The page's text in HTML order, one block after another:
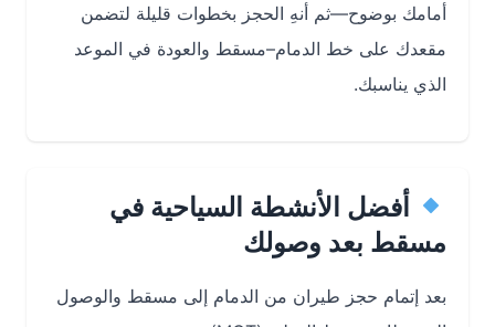
أمامك بوضوح—ثم أنهِ الحجز بخطوات قليلة لتضمن
مقعدك على خط الدمام–مسقط والعودة في الموعد
الذي يناسبك.
أفضل الأنشطة السياحية في
مسقط بعد وصولك
بعد إتمام حجز طيران من الدمام إلى مسقط والوصول